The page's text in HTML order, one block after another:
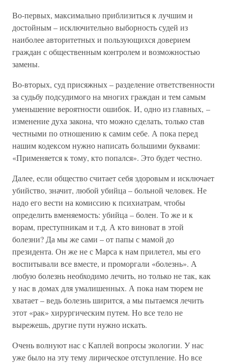
Во-первых, максимально приблизиться к лучшим и
достойным – исключительно выборность судей из
наиболее авторитетных и пользующихся доверием
граждан с общественным контролем и возможностью
замены.
Во-вторых, суд присяжных – разделение ответственности
за судьбу подсудимого на многих граждан и тем самым
уменьшение вероятности ошибок. И, одно из главных, –
изменение духа закона, что можно сделать, только став
честными по отношению к самим себе. А пока перед
нашим кодексом нужно написать большими буквами:
«Применяется к тому, кто попался». Это будет честно.
Далее, если общество считает себя здоровым и исключает
убийство, значит, любой убийца – больной человек. Не
надо его вести на комиссию к психиатрам, чтобы
определить вменяемость: убийца – болен. То же и к
ворам, преступникам и т.д. А кто виноват в этой
болезни? Да мы же сами – от папы с мамой до
президента. Он же не с Марса к нам прилетел, мы его
воспитывали все вместе, и проморгали «болезнь». А
любую болезнь необходимо лечить, но только не так, как
у нас в домах для умалишенных. А пока нам тюрем не
хватает – ведь болезнь ширится, а мы пытаемся лечить
этот «рак» хирургическим путем. Но все тело не
вырежешь, другие пути нужно искать.
Очень волнуют нас с Каплей вопросы экологии. У нас
уже было на эту тему лирическое отступление. Но все